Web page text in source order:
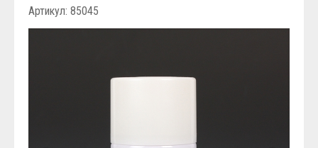
Артикул: 85045